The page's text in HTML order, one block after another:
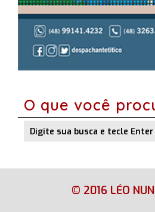
O que você
© 2016 LÉO